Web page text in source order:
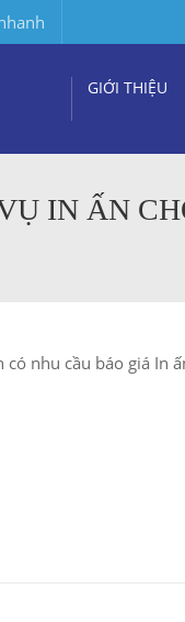
GIỚI THIỆU
IN ẤN
nhu cầu báo giá In